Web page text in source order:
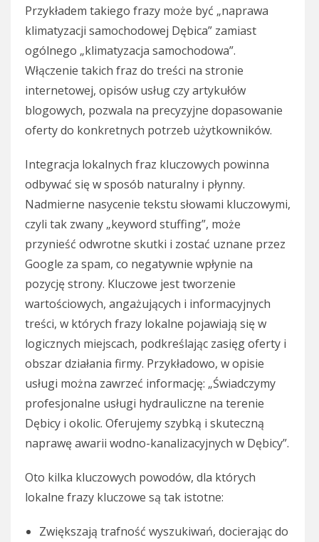
Przykładem takiego frazy może być „naprawa
klimatyzacji samochodowej Dębica” zamiast
ogólnego „klimatyzacja samochodowa”.
Włączenie takich fraz do treści na stronie
internetowej, opisów usług czy artykułów
blogowych, pozwala na precyzyjne dopasowanie
oferty do konkretnych potrzeb użytkowników.
Integracja lokalnych fraz kluczowych powinna
odbywać się w sposób naturalny i płynny.
Nadmierne nasycenie tekstu słowami kluczowymi,
czyli tak zwany „keyword stuffing”, może
przynieść odwrotne skutki i zostać uznane przez
Google za spam, co negatywnie wpłynie na
pozycję strony. Kluczowe jest tworzenie
wartościowych, angażujących i informacyjnych
treści, w których frazy lokalne pojawiają się w
logicznych miejscach, podkreślając zasięg oferty i
obszar działania firmy. Przykładowo, w opisie
usługi można zawrzeć informację: „Świadczymy
profesjonalne usługi hydrauliczne na terenie
Dębicy i okolic. Oferujemy szybką i skuteczną
naprawę awarii wodno-kanalizacyjnych w Dębicy”.
Oto kilka kluczowych powodów, dla których
lokalne frazy kluczowe są tak istotne:
Zwiększają trafność wyszukiwań, docierając do